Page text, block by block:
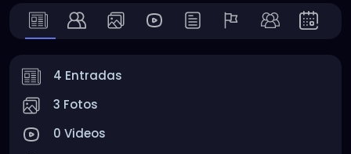
4 Entradas
3 Fotos
0 Videos